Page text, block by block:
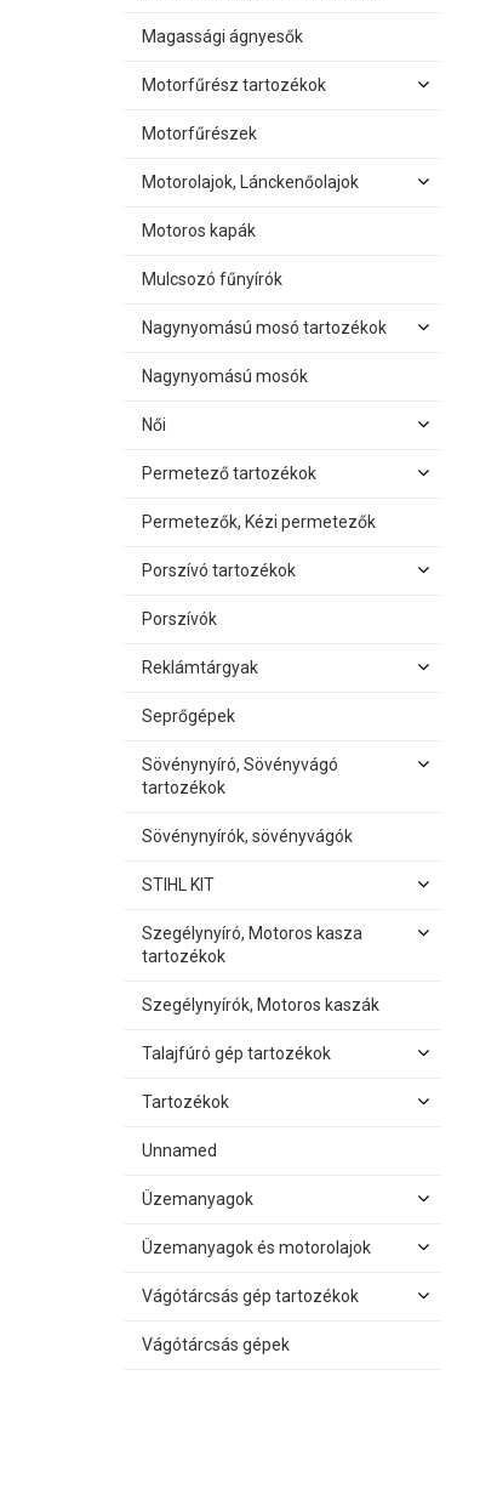
Magassági ágnyesők
Motorfűrész tartozékok
Motorfűrészek
Motorolajok, Lánckenőolajok
Motoros kapák
Mulcsozó fűnyírók
Nagynyomású mosó tartozékok
Nagynyomású mosók
Női
Permetező tartozékok
Permetezők, Kézi permetezők
Porszívó tartozékok
Porszívók
Reklámtárgyak
Seprőgépek
Sövénynyíró, Sövényvágó
tartozékok
Sövénynyírók, sövényvágók
STIHL KIT
Szegélynyíró, Motoros kasza
tartozékok
Szegélynyírók, Motoros kaszák
Talajfúró gép tartozékok
Tartozékok
Unnamed
Üzemanyagok
Üzemanyagok és motorolajok
Vágótárcsás gép tartozékok
Vágótárcsás gépek